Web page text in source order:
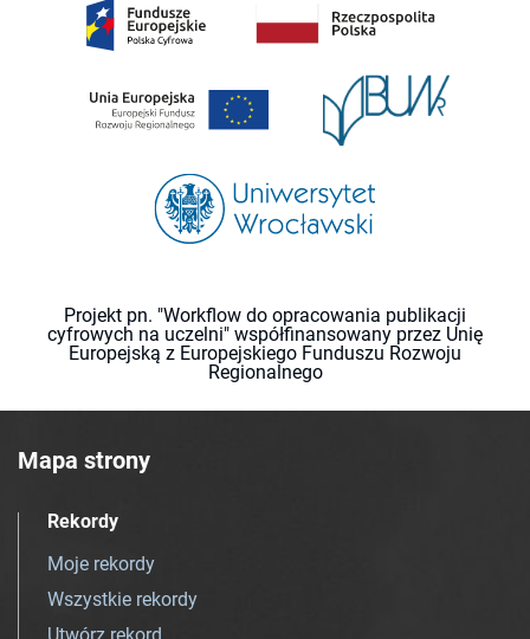
Projekt pn. "Workflow do opracowania publikacji
cyfrowych na uczelni" współfinansowany przez Unię
Europejską z Europejskiego Funduszu Rozwoju
Regionalnego
Mapa strony
Rekordy
Moje rekordy
Wszystkie rekordy
Utwórz rekord